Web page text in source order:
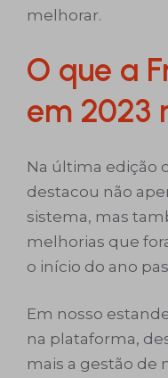
melhorar.
O que a
em 2023
Na última edição
destacou não
sistema, mas
melhorias que
o início do ano
Em nosso
na plataforma,
mais a gestão de